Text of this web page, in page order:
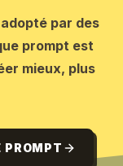
par des
prompt est
mieux, plus
PROMPT